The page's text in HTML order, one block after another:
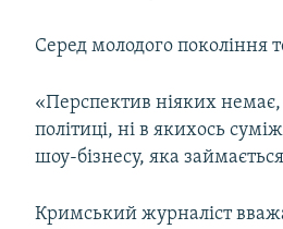
Серед молодого покоління
«Перспектив ніяких
політиці, ні в якихось
шоу-бізнесу, яка
Кримський журналіст